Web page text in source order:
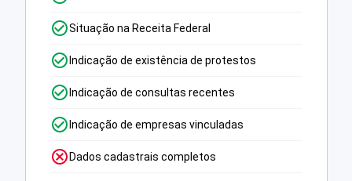
Situação na Receita Federal
Indicação de existência de protestos
Indicação de consultas recentes
Indicação de empresas vinculadas
Dados cadastrais completos